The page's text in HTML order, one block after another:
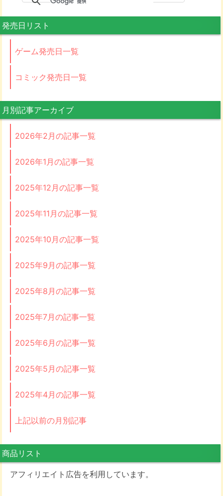
発売日リスト
ゲーム発売日一覧
コミック発売日一覧
月別記事アーカイブ
2026年2月の記事一覧
2026年1月の記事一覧
2025年12月の記事一覧
2025年11月の記事一覧
2025年10月の記事一覧
2025年9月の記事一覧
2025年8月の記事一覧
2025年7月の記事一覧
2025年6月の記事一覧
2025年5月の記事一覧
2025年4月の記事一覧
上記以前の月別記事
商品リスト
アフィリエイト広告を利用しています。